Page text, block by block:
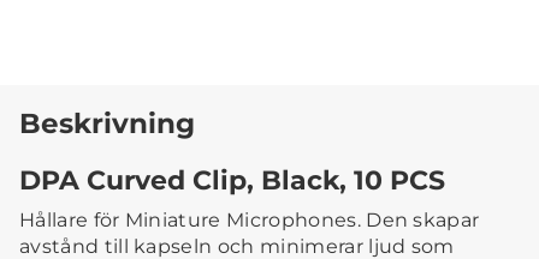
Beskrivning
DPA Curved Clip, Black, 10 PCS
Hållare för Miniature Microphones. Den skapar
avstånd till kapseln och minimerar ljud som